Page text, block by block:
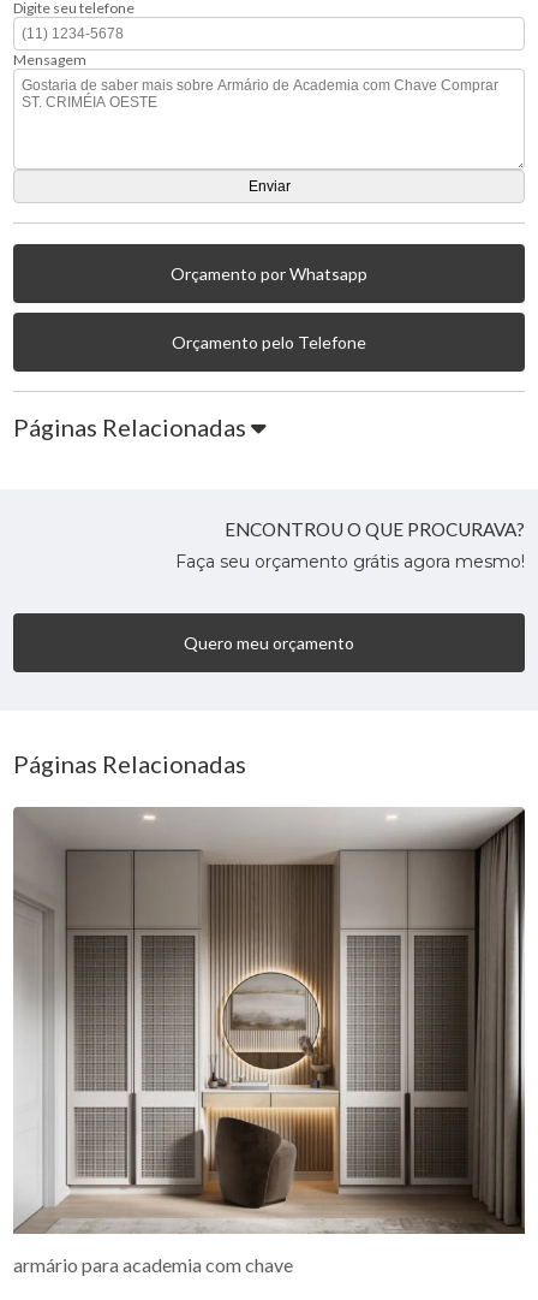
Digite seu telefone
Mensagem
Orçamento por Whatsapp
Orçamento pelo Telefone
Páginas Relacionadas
ENCONTROU O QUE PROCURAVA?
Faça seu orçamento grátis agora mesmo!
Quero meu orçamento
Páginas Relacionadas
armário para academia com chave